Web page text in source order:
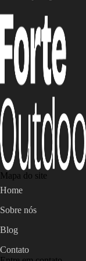
Mapa do site
Home
Sobre nós
Blog
Contato